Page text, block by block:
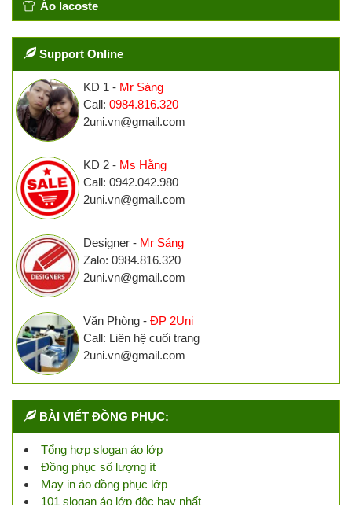
Áo lacoste
Support Online
KD 1 - Mr Sáng
Call: 0984.816.320
2uni.vn@gmail.com
KD 2 - Ms Hằng
Call: 0942.042.980
2uni.vn@gmail.com
Designer - Mr Sáng
Zalo: 0984.816.320
2uni.vn@gmail.com
Văn Phòng - ĐP 2Uni
Call: Liên hệ cuối trang
2uni.vn@gmail.com
BÀI VIẾT ĐỒNG PHỤC:
Tổng hợp slogan áo lớp
Đồng phục số lượng ít
May in áo đồng phục lớp
101 slogan áo lớp độc hay nhất